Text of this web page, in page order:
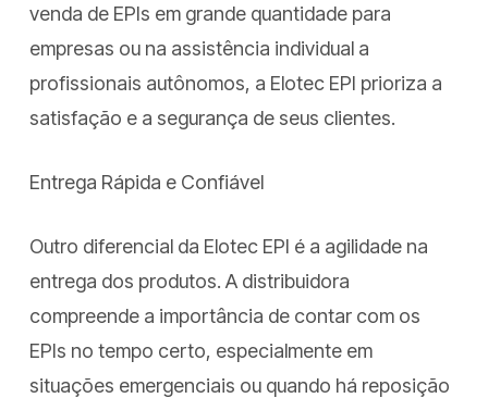
venda de EPIs em grande quantidade para
empresas ou na assistência individual a
profissionais autônomos, a Elotec EPI prioriza a
satisfação e a segurança de seus clientes.
Entrega Rápida e Confiável
Outro diferencial da Elotec EPI é a agilidade na
entrega dos produtos. A distribuidora
compreende a importância de contar com os
EPIs no tempo certo, especialmente em
situações emergenciais ou quando há reposição